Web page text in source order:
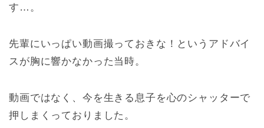
す…。
先輩にいっぱい動画撮っておきな！というアドバイ
スが胸に響かなかった当時。
動画ではなく、今を生きる息子を心のシャッターで
押しまくっておりました。